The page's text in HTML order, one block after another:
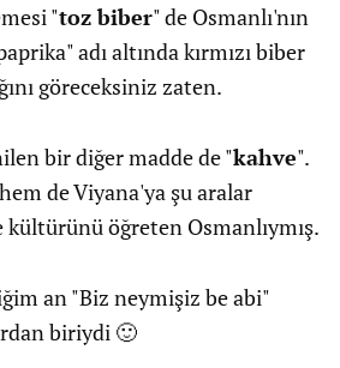
"toz biber" de Osmanlı'nın
adı altında kırmızı biber
göreceksiniz zaten.
bir diğer madde de "kahve".
de Viyana'ya şu aralar
öğreten Osmanlıymış.
an "Biz neymişiz be abi"
biriydi 🙂